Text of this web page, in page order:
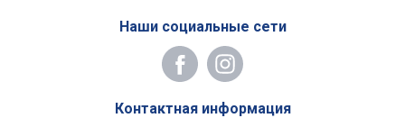
Наши социальные сети
Контактная информация